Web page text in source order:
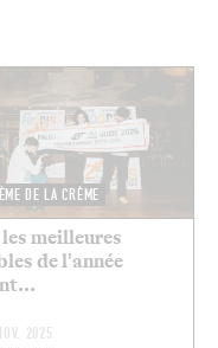
DE LA CRÈME
meilleures
de l'année
2025